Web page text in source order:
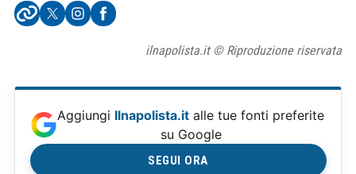
ilnapolista.it © Riproduzione riservata
Aggiungi Ilnapolista.it alle tue fonti preferite
su Google
SEGUI ORA